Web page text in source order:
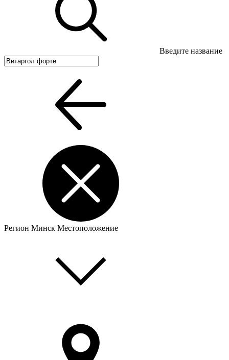
Введите название
Регион Минск Местоположение